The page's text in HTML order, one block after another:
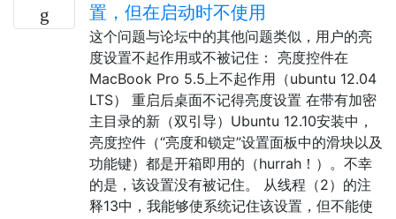
置，但在启动时不使用
这个问题与论坛中的其他问题类似，用户的亮
度设置不起作用或不被记住： 亮度控件在
MacBook Pro 5.5上不起作用（ubuntu 12.04
LTS） 重启后桌面不记得亮度设置 在带有加密
主目录的新（双引导）Ubuntu 12.10安装中，
亮度控件（“亮度和锁定”设置面板中的滑块以及
功能键）都是开箱即用的（hurrah！）。不幸
的是，该设置没有被记住。 从线程（2）的注
释13中，我能够使系统记住该设置，但不能使